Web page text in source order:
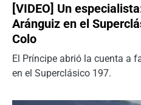
[VIDEO] Un
Aránguiz en el
Colo
El Príncipe abrió la cuenta a
en el Superclásico 197.